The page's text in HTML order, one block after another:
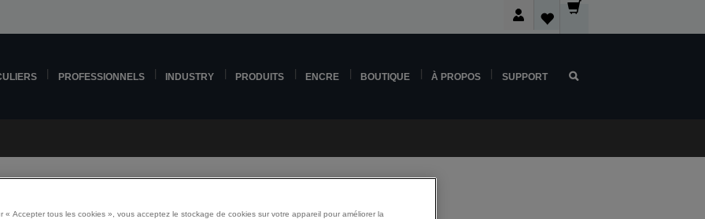
PROFESSIONNELS INDUSTRY PRODUITS ENCRE BOUTIQUE À PROPOS SUPPORT
« Accepter tous les cookies », vous acceptez le stockage de cookies sur votre appareil pour améliorer la